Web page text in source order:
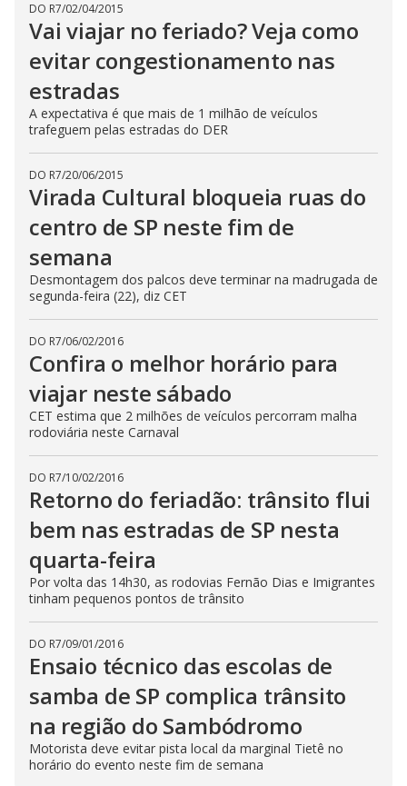
DO R7/02/04/2015
Vai viajar no feriado? Veja como
evitar congestionamento nas
estradas
A expectativa é que mais de 1 milhão de veículos
trafeguem pelas estradas do DER
DO R7/20/06/2015
Virada Cultural bloqueia ruas do
centro de SP neste fim de
semana
Desmontagem dos palcos deve terminar na madrugada de
segunda-feira (22), diz CET
DO R7/06/02/2016
Confira o melhor horário para
viajar neste sábado
CET estima que 2 milhões de veículos percorram malha
rodoviária neste Carnaval
DO R7/10/02/2016
Retorno do feriadão: trânsito flui
bem nas estradas de SP nesta
quarta-feira
Por volta das 14h30, as rodovias Fernão Dias e Imigrantes
tinham pequenos pontos de trânsito
DO R7/09/01/2016
Ensaio técnico das escolas de
samba de SP complica trânsito
na região do Sambódromo
Motorista deve evitar pista local da marginal Tietê no
horário do evento neste fim de semana